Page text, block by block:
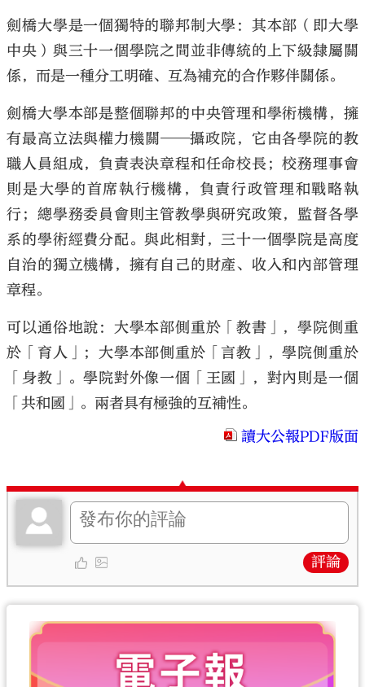
劍橋大學是一個獨特的聯邦制大學：其本部（即大學
中央）與三十一個學院之間並非傳統的上下級隸屬關
係，而是一種分工明確、互為補充的合作夥伴關係。
劍橋大學本部是整個聯邦的中央管理和學術機構，擁
有最高立法與權力機關——攝政院，它由各學院的教
職人員組成，負責表決章程和任命校長；校務理事會
則是大學的首席執行機構，負責行政管理和戰略執
行；總學務委員會則主管教學與研究政策，監督各學
系的學術經費分配。與此相對，三十一個學院是高度
自治的獨立機構，擁有自己的財產、收入和內部管理
章程。
可以通俗地說：大學本部側重於「教書」，學院側重
於「育人」；大學本部側重於「言教」，學院側重於
「身教」。學院對外像一個「王國」，對內則是一個
「共和國」。兩者具有極強的互補性。
讀大公報PDF版面
評論